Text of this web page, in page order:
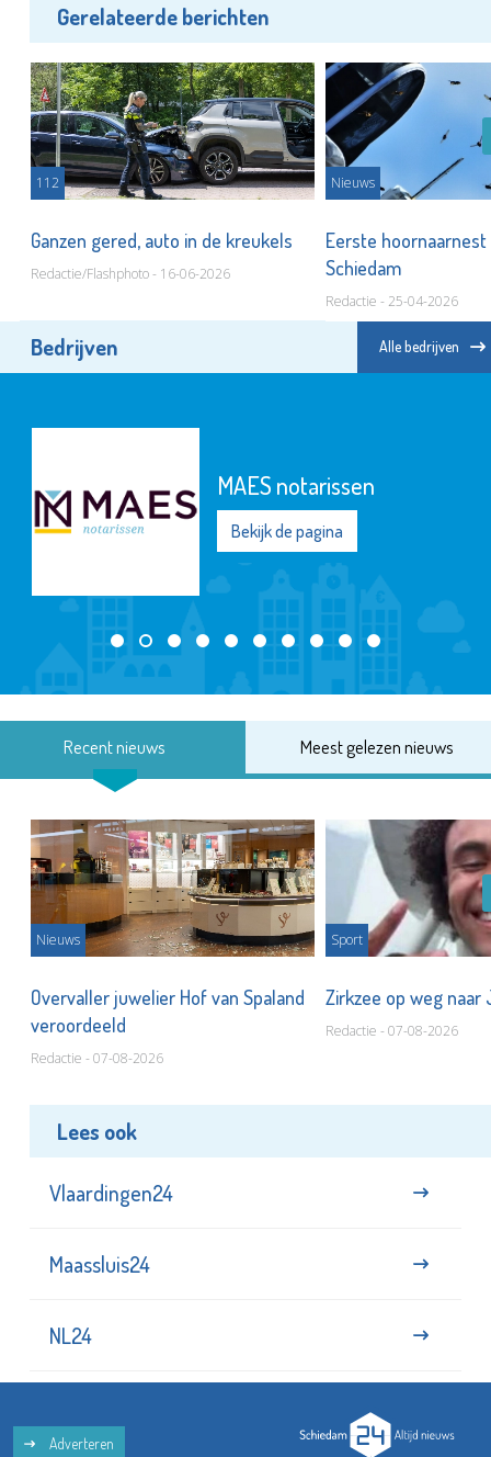
Gerelateerde berichten
112
Ganzen gered, auto in de kreukels
Redactie/Flashphoto - 16-06-2026
Nieuws
Eerste
Schiedam
Redactie - 25-04-2026
Bedrijven Alle bedrijven
MAES notarissen
Bekijk de pagina
Recent nieuws Meest gelezen nieuws
Nieuws
Overvaller juwelier Hof van Spaland
veroordeeld
Redactie - 07-08-2026
Sport
Zirkzee op weg
Redactie - 07-08-2026
Lees ook
Vlaardingen24
Maassluis24
NL24
Adverteren